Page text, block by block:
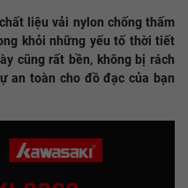
liệu vải nylon chống thấm
khỏi những yếu tố thời tiết
cũng rất bền, không bị rách
an toàn cho đồ đạc của bạn